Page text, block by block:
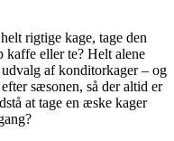
rigtige kage, tage den
kaffe eller te? Helt alene
af konditorkager – og
sæsonen, så der altid er
at tage en æske kager